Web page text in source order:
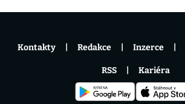
Kontakty Redakce Inzerce
RSS Kariéra